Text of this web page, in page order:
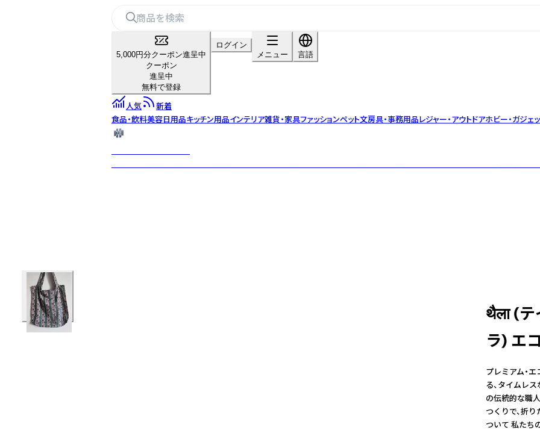
5,000円分クーポン進呈中
クーポン
進呈中
無料で登録
ログイン
メニュー
言語
人気
新着
食品・飲料美容日用品キッチン用品インテリア雑貨・家具ファッションペット文房具・事務用品レジャー・アウトドアホビー・ガジェ
थैला (テ
ラ) エ
プレミアム・
る、タイムレ
の伝統的な職
つくりで、折
ついて 私たち